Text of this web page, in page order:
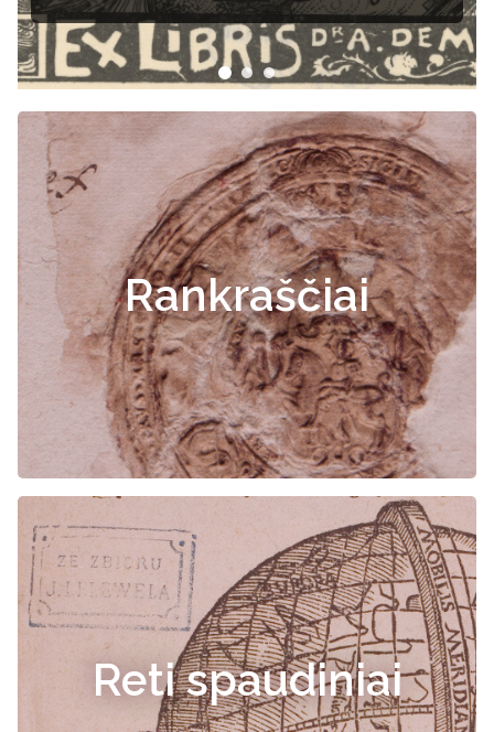
Rankraščiai
Reti spaudiniai